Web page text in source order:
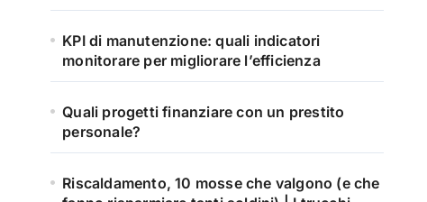
KPI di manutenzione: quali indicatori
monitorare per migliorare l’efficienza
Quali progetti finanziare con un prestito
personale?
Riscaldamento, 10 mosse che valgono (e che